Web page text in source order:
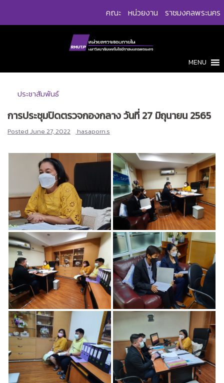
to
คณะ หน่วยงาน ราชมงคลพระนคร
MENU
ประชาสัมพันธ์
การประชุมปิดตรวจกองกลาง วันที่ 27 มิถุนายน 2565
Posted June 27, 2022 hasaporn.s